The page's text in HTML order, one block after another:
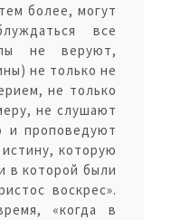
более, могут
все
не веруют,
не только не
не только
не слушают
и проповедуют
которую
в которой были
воскрес».
«когда в